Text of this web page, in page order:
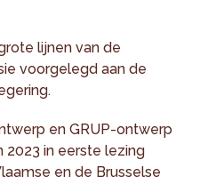
lijnen van de
voorgelegd aan de
en GRUP-ontwerp
2023 in eerste lezing
en de Brusselse